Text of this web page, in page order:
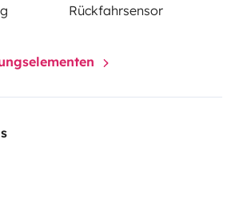
Rückfahrsensor